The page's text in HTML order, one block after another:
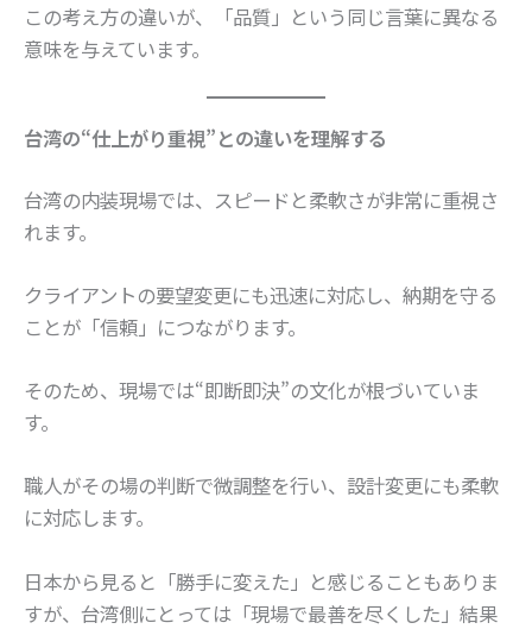
この考え方の違いが、「品質」という同じ言葉に異なる
意味を与えています。
台湾の“仕上がり重視”との違いを理解する
台湾の内装現場では、スピードと柔軟さが非常に重視さ
れます。
クライアントの要望変更にも迅速に対応し、納期を守る
ことが「信頼」につながります。
そのため、現場では“即断即決”の文化が根づいていま
す。
職人がその場の判断で微調整を行い、設計変更にも柔軟
に対応します。
日本から見ると「勝手に変えた」と感じることもありま
すが、台湾側にとっては「現場で最善を尽くした」結果